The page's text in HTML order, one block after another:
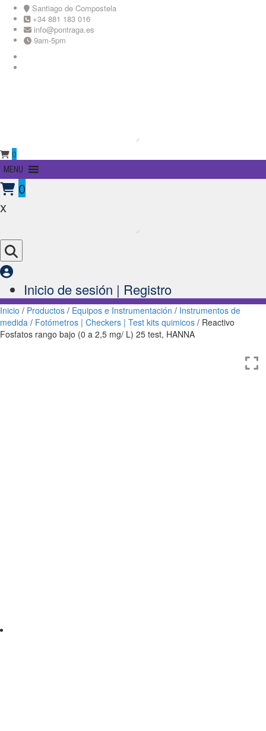
Skip
content
Santiago de Compostela
+34 881 183 016
info@pontraga.es
9am-5pm
0
Primary
Menu
MENU
0
x
Inicio de sesión | Registro
Inicio / Productos / Equipos e Instrumentación / Instrumentos de
medida / Fotómetros | Checkers | Test kits quimicos / Reactivo
Fosfatos rango bajo (0 a 2,5 mg/ L) 25 test, HANNA